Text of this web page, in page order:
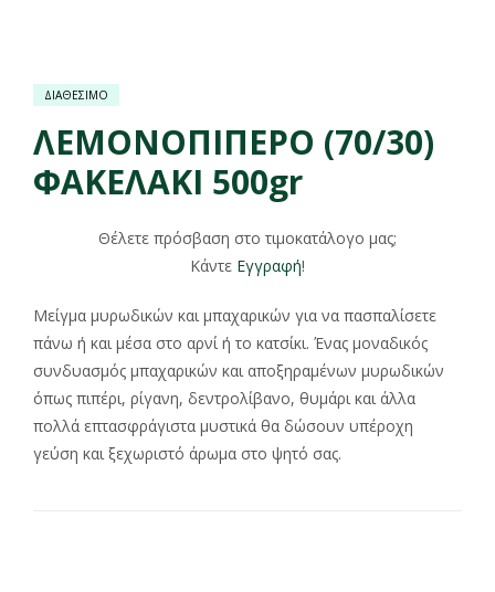
ΔΙΑΘΕΣΙΜΟ
ΛΕΜΟΝΟΠΙΠΕΡΟ (70/30)
ΦΑΚΕΛΑΚΙ 500gr
Θέλετε πρόσβαση στο τιμοκατάλογο μας;
Κάντε Εγγραφή!
Μείγμα μυρωδικών και μπαχαρικών για να πασπαλίσετε
πάνω ή και μέσα στο αρνί ή το κατσίκι. Ένας μοναδικός
συνδυασμός μπαχαρικών και αποξηραμένων μυρωδικών
όπως πιπέρι, ρίγανη, δεντρολίβανο, θυμάρι και άλλα
πολλά επτασφράγιστα μυστικά θα δώσουν υπέροχη
γεύση και ξεχωριστό άρωμα στο ψητό σας.